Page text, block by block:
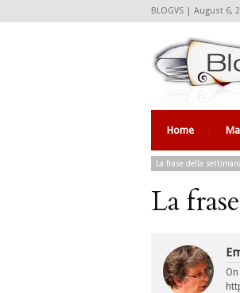
BLOGVS | August 6,
Home
La frase della
La
On